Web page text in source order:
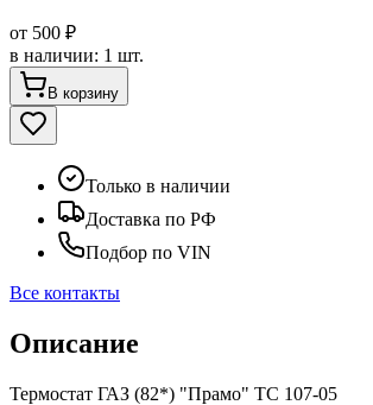
от 500 ₽
в наличии: 1 шт.
В корзину
Только в наличии
Доставка по РФ
Подбор по VIN
Все контакты
Описание
Термостат ГАЗ (82*) "Прамо" ТС 107-05